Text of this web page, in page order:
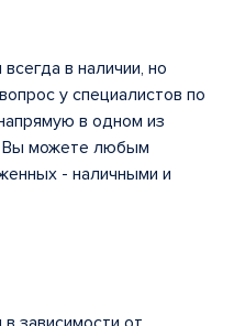
в наличии, но
у специалистов по
в одном из
Вы можете любым
- наличными и